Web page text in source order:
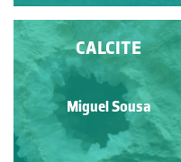
CALCITE VAR. DENTE-
DE-CÃO
Miguel Sousa
CALCITE
Miguel Sousa